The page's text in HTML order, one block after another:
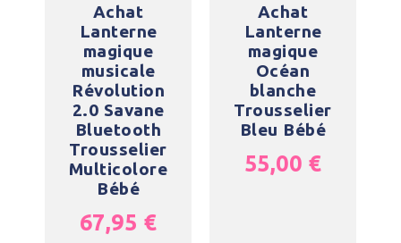
Achat
Lanterne
magique
musicale
Révolution
2.0 Savane
Bluetooth
Trousselier
Multicolore
Bébé
67,95 €
Achat
Lanterne
magique
Océan
blanche
Trousselier
Bleu Bébé
55,00 €